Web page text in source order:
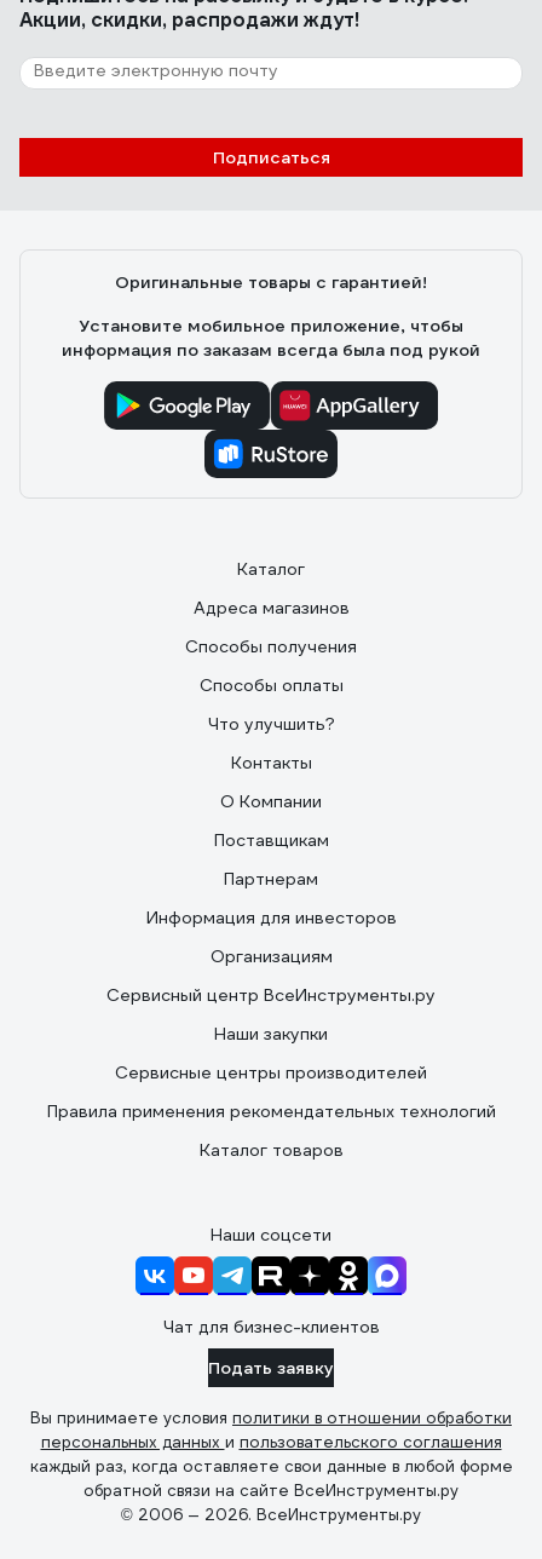
Акции, скидки, распродажи ждут!
Подписаться
Оригинальные товары с гарантией!
Установите мобильное приложение, чтобы
информация по заказам всегда была под рукой
Каталог
Адреса магазинов
Способы получения
Способы оплаты
Что улучшить?
Контакты
О Компании
Поставщикам
Партнерам
Информация для инвесторов
Организациям
Сервисный центр ВсеИнструменты.ру
Наши закупки
Сервисные центры производителей
Правила применения рекомендательных технологий
Каталог товаров
Наши соцсети
Чат для бизнес-клиентов
Подать заявку
Вы принимаете условия политики в отношении обработки
персональных данных и пользовательского соглашения
каждый раз, когда оставляете свои данные в любой форме
обратной связи на сайте ВсеИнструменты.ру
© 2006 — 2026. ВсеИнструменты.ру